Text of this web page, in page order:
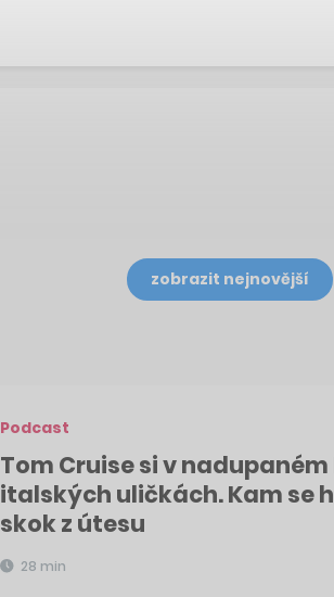
zobrazit nejnovější
Podcast
Tom Cruise si v
italských uličkách. Kam se
skok z útesu
28 min